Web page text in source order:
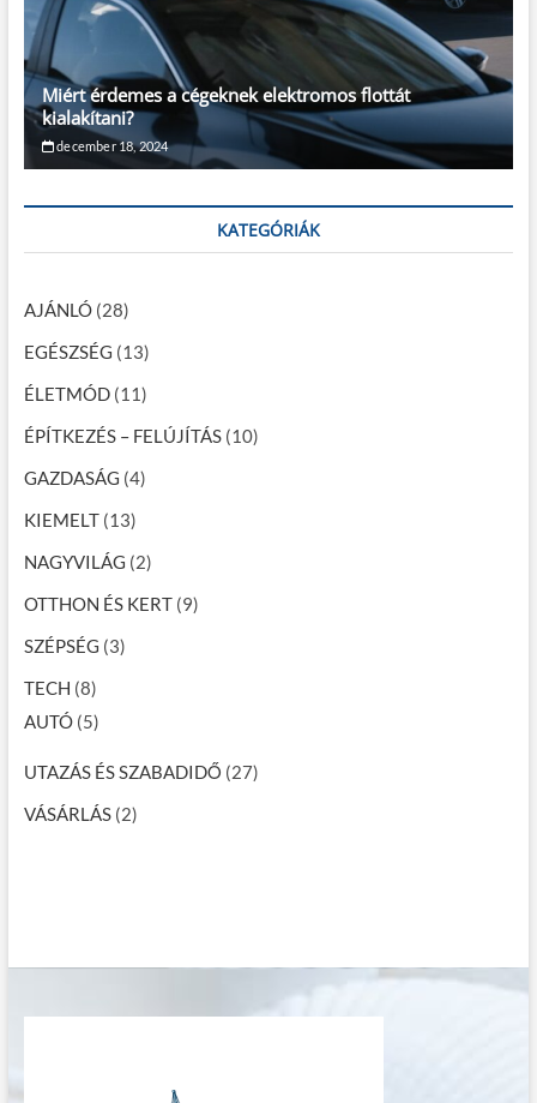
Miért érdemes a cégeknek elektromos flottát
kialakítani?
december 18, 2024
KATEGÓRIÁK
AJÁNLÓ(28)
EGÉSZSÉG (13)
ÉLETMÓD(11)
ÉPÍTKEZÉS – FELÚJÍTÁS(10)
GAZDASÁG (4)
KIEMELT(13)
NAGYVILÁG (2)
OTTHON ÉS KERT(9)
SZÉPSÉG (3)
TECH (8)
AUTÓ(5)
UTAZÁS ÉS SZABADIDŐ (27)
VÁSÁRLÁS(2)